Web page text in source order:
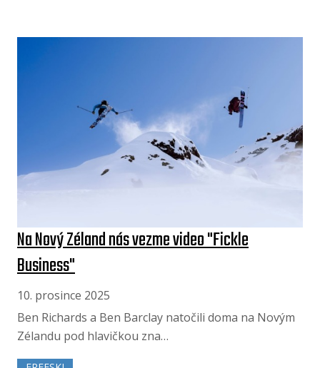
Na Nový Zéland nás vezme video "Fickle
Business"
10. prosince 2025
Ben Richards a Ben Barclay natočili doma na Novým
Zélandu pod hlavičkou zna…